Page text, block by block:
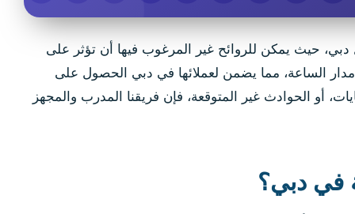
دبي، حيث يمكن للروائح غير المرغوب فيها أن تؤثر على
الساعة، مما يضمن لعملائها في دبي الحصول على
أو الحوادث غير المتوقعة، فإن فريقنا المدرب والمجهز
في دبي؟